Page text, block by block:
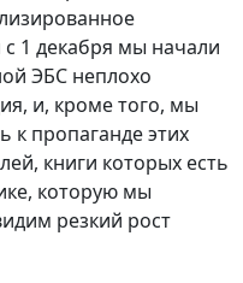
1 декабря мы начали
ЭБС неплохо
и, кроме того, мы
к пропаганде этих
книги которых есть
которую мы
резкий рост